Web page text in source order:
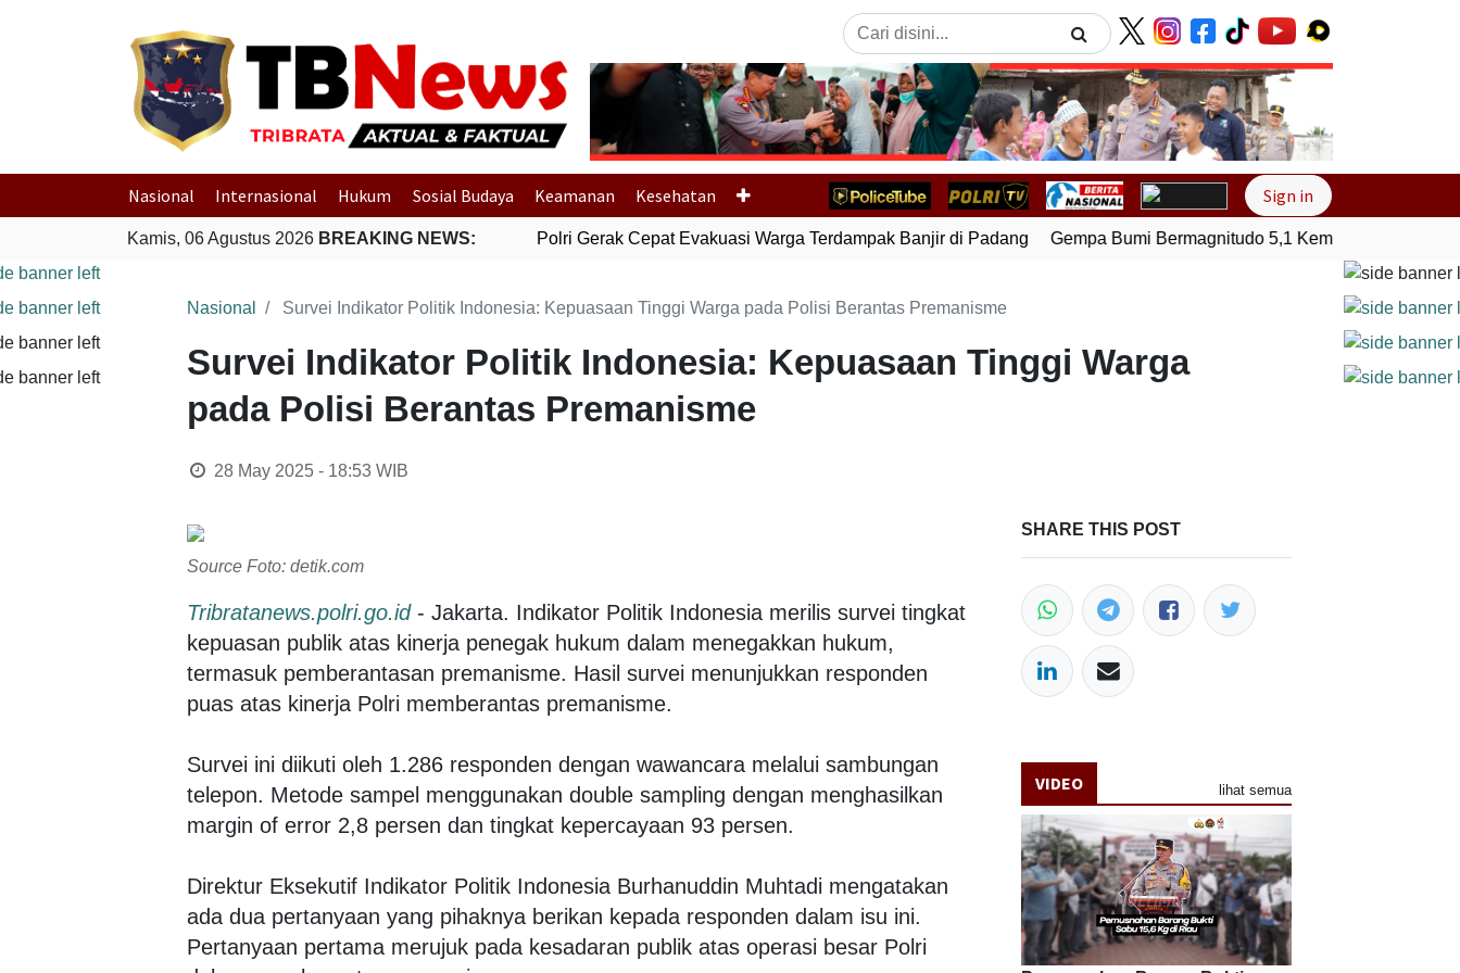
Previous Next
Nasional Internasional Hukum Sosial Budaya Keamanan Kesehatan Sign in
Kamis, 06 Agustus 2026 BREAKING NEWS: Polri Gerak Cepat Evakuasi Warga Terdampak Banjir di Padang Gempa Bumi Bermagnitudo 5,1 Kembali Guncang
Nasional Survei Indikator Politik Indonesia: Kepuasaan Tinggi Warga pada Polisi Berantas Premanisme
Survei Indikator Politik Indonesia: Kepuasaan Tinggi Warga
pada Polisi Berantas Premanisme
28 May 2025 - 18:53WIB
Source Foto: detik.com
Tribratanews.polri.go.id - Jakarta. Indikator Politik Indonesia merilis survei tingkat
kepuasan publik atas kinerja penegak hukum dalam menegakkan hukum,
termasuk pemberantasan premanisme. Hasil survei menunjukkan responden
puas atas kinerja Polri memberantas premanisme.
Survei ini diikuti oleh 1.286 responden dengan wawancara melalui sambungan
telepon. Metode sampel menggunakan double sampling dengan menghasilkan
margin of error 2,8 persen dan tingkat kepercayaan 93 persen.
Direktur Eksekutif Indikator Politik Indonesia Burhanuddin Muhtadi mengatakan
ada dua pertanyaan yang pihaknya berikan kepada responden dalam isu ini.
Pertanyaan pertama merujuk pada kesadaran publik atas operasi besar Polri
SHARE THIS POST
VIDEO lihat semua